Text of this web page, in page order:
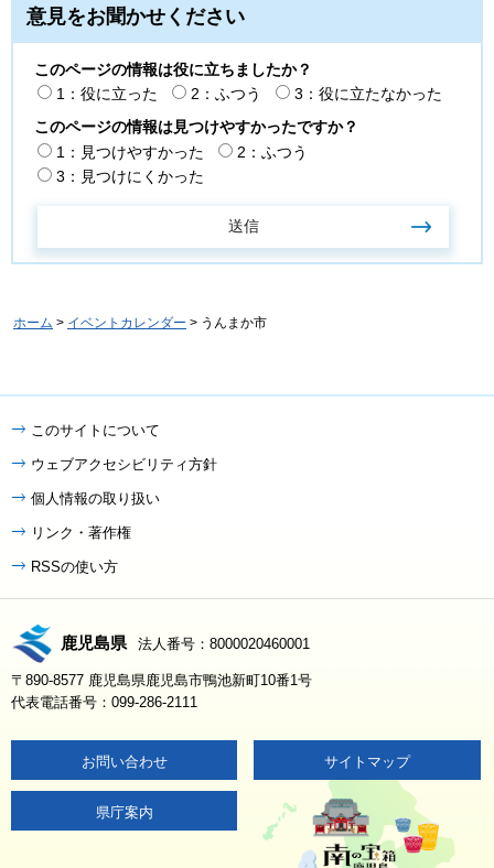
意見をお聞かせください
このページの情報は役に立ちましたか？
1：役に立った
2：ふつう
3：役に立たなかった
このページの情報は見つけやすかったですか？
1：見つけやすかった
2：ふつう
3：見つけにくかった
ホーム > イベントカレンダー > うんまか市
このサイトについて
ウェブアクセシビリティ方針
個人情報の取り扱い
リンク・著作権
RSSの使い方
鹿児島県 法人番号：8000020460001
〒890-8577 鹿児島県鹿児島市鴨池新町10番1号
代表電話番号：099-286-2111
お問い合わせ サイトマップ
県庁案内